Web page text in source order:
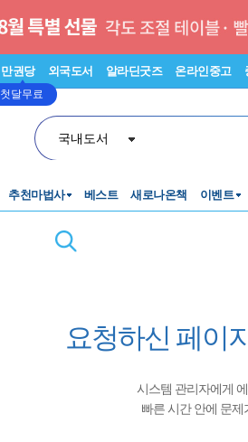
만권당
첫달무료
외국도서 알라딘굿즈 온라인중고
국내도서
추천마법사 베스트 새로나온책 이벤트
요청하신 페이
시스템 관리자에게
빠른 시간 안에 문